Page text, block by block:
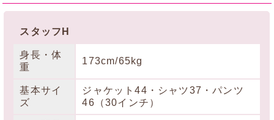
スタッフH
身長・体
重
173cm/65kg
基本サイ
ズ
ジャケット44・シャツ37・パンツ
46（30インチ）